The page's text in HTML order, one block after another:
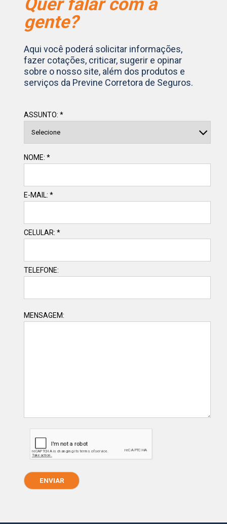
Quer falar com a
gente?
Aqui você poderá solicitar informações,
fazer cotações, criticar, sugerir e opinar
sobre o nosso site, além dos produtos e
serviços da Previne Corretora de Seguros.
ASSUNTO: *
NOME: *
E-MAIL: *
CELULAR: *
TELEFONE:
MENSAGEM: